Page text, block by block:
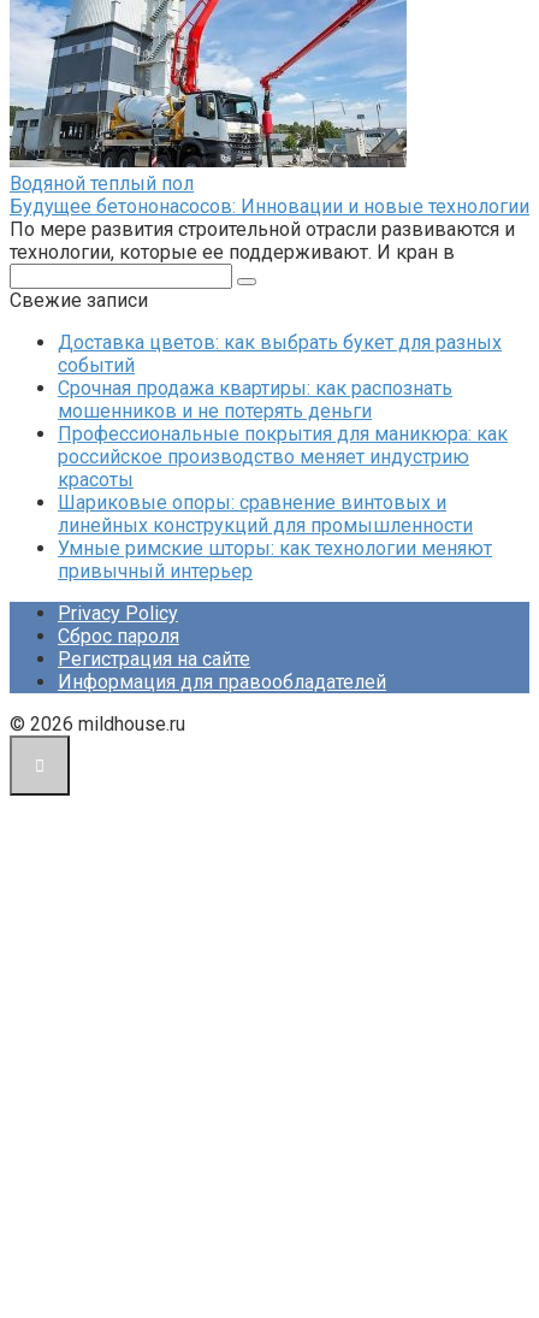
Водяной теплый пол
Будущее бетононасосов: Инновации и новые технологии
По мере развития строительной отрасли развиваются и
технологии, которые ее поддерживают. И кран в
Свежие записи
Доставка цветов: как выбрать букет для разных
событий
Срочная продажа квартиры: как распознать
мошенников и не потерять деньги
Профессиональные покрытия для маникюра: как
российское производство меняет индустрию
красоты
Шариковые опоры: сравнение винтовых и
линейных конструкций для промышленности
Умные римские шторы: как технологии меняют
привычный интерьер
Privacy Policy
Сброс пароля
Регистрация на сайте
Информация для правообладателей
© 2026 mildhouse.ru